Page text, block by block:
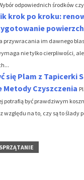
odpowiednich środków
krok po kroku:
przywracania im dawnego
nie tylko cierpliwości,
się Plam z Tapicerki
Metody Czyszczenia
potrafią być prawdziwym
względu na to, czy są to ślady
SPRZĄTANIE